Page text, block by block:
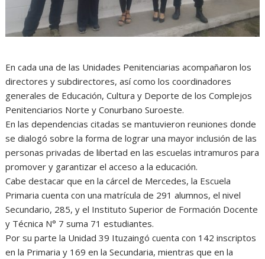
En cada una de las Unidades Penitenciarias acompañaron los
directores y subdirectores, así como los coordinadores
generales de Educación, Cultura y Deporte de los Complejos
Penitenciarios Norte y Conurbano Suroeste.
En las dependencias citadas se mantuvieron reuniones donde
se dialogó sobre la forma de lograr una mayor inclusión de las
personas privadas de libertad en las escuelas intramuros para
promover y garantizar el acceso a la educación.
Cabe destacar que en la cárcel de Mercedes, la Escuela
Primaria cuenta con una matrícula de 291 alumnos, el nivel
Secundario, 285, y el Instituto Superior de Formación Docente
y Técnica N° 7 suma 71 estudiantes.
Por su parte la Unidad 39 Ituzaingó cuenta con 142 inscriptos
en la Primaria y 169 en la Secundaria, mientras que en la